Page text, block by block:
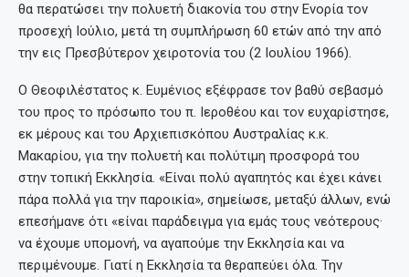
θα περατώσει την πολυετή διακονία του στην Ενορία τον
προσεχή Ιούλιο, μετά τη συμπλήρωση 60 ετών από την από
την εις Πρεσβύτερον χειροτονία του (2 Ιουλίου 1966).
Ο Θεοφιλέστατος κ. Ευμένιος εξέφρασε τον βαθύ σεβασμό
του προς το πρόσωπο του π. Ιεροθέου και τον ευχαρίστησε,
εκ μέρους και του Αρχιεπισκόπου Αυστραλίας κ.κ.
Μακαρίου, για την πολυετή και πολύτιμη προσφορά του
στην τοπική Εκκλησία. «Είναι πολύ αγαπητός και έχει κάνει
πάρα πολλά για την παροικία», σημείωσε, μεταξύ άλλων, ενώ
επεσήμανε ότι «είναι παράδειγμα για εμάς τους νεότερους·
να έχουμε υπομονή, να αγαπούμε την Εκκλησία και να
περιμένουμε. Γιατί η Εκκλησία τα θεραπεύει όλα. Την